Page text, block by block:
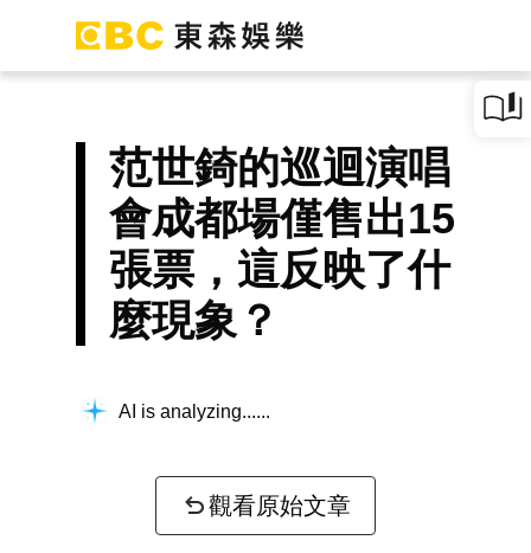
范世錡的巡迴演唱
會成都場僅售出15
張票，這反映了什
麼現象？
AI is analyzing...
觀看原始文章